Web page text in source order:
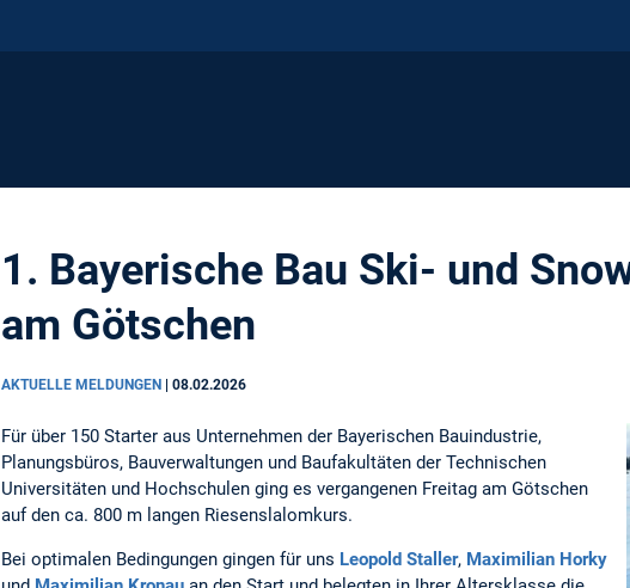
1. Bayerische Bau Ski- und
am Götschen
AKTUELLE MELDUNGEN | 08.02.2026
Für über 150 Starter aus Unternehmen der Bayerischen Bauindustrie,
Planungsbüros, Bauverwaltungen und Baufakultäten der Technischen
Universitäten und Hochschulen ging es vergangenen Freitag am Götschen
auf den ca. 800 m langen Riesenslalomkurs.
Bei optimalen Bedingungen gingen für uns Leopold Staller, Maximilian Horky